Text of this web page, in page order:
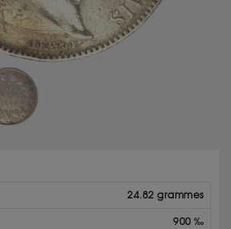
24.82 grammes
900 ‰